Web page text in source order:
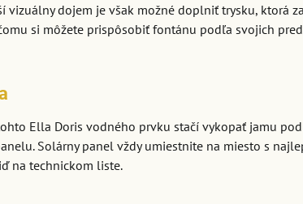
vizuálny dojem je však možné doplniť trysku, ktorá
si môžete prispôsobiť fontánu podľa svojich
Ella Doris vodného prvku stačí vykopať jamu
Solárny panel vždy umiestnite na miesto s
na technickom liste.